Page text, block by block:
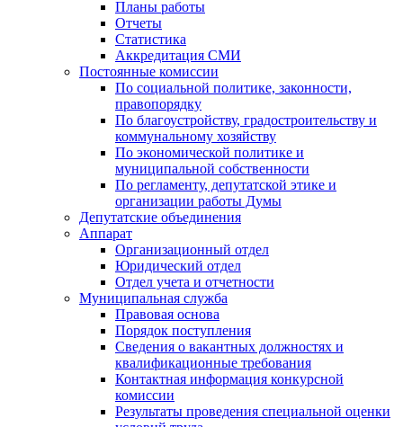
Планы работы
Отчеты
Статистика
Аккредитация СМИ
Постоянные комиссии
По социальной политике, законности,
правопорядку
По благоустройству, градостроительству и
коммунальному хозяйству
По экономической политике и
муниципальной собственности
По регламенту, депутатской этике и
организации работы Думы
Депутатские объединения
Аппарат
Организационный отдел
Юридический отдел
Отдел учета и отчетности
Муниципальная служба
Правовая основа
Порядок поступления
Сведения о вакантных должностях и
квалификационные требования
Контактная информация конкурсной
комиссии
Результаты проведения специальной оценки